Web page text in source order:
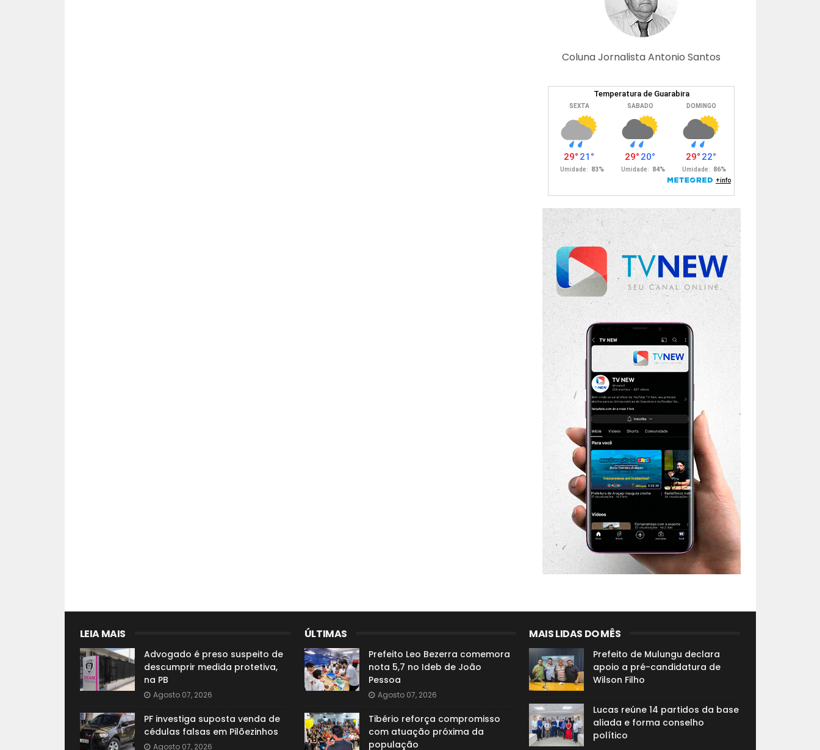
Coluna Jornalista Antonio Santos
LEIA MAIS
Advogado é preso suspeito de
descumprir medida protetiva,
na PB
Agosto 07, 2026
PF investiga suposta venda de
cédulas falsas em Pilõezinhos
Agosto 07, 2026
ÚLTIMAS
Prefeito Leo Bezerra comemora
nota 5,7 no Ideb de João
Pessoa
Agosto 07, 2026
Tibério reforça compromisso
com atuação próxima da
população
MAIS LIDAS DO MÊS
Prefeito de Mulungu declara
apoio a pré-candidatura de
Wilson Filho
Lucas reúne 14 partidos da base
aliada e forma conselho
político